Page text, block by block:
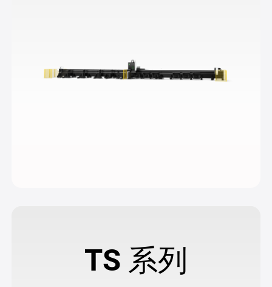
TS 系列